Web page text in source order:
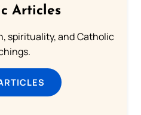
Articles
spirituality, and Catholic